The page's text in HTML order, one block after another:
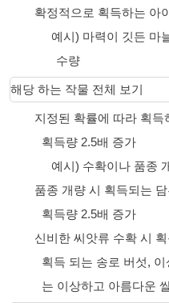
확정적으로 획득하는 아
예시) 마력이 깃든 마
수량
해당 하는 작물 전체 보기
지정된 확률에 따라 획
획득량 2.5배 증가
예시) 수확이나 품종
품종 개량 시 획득되는
획득량 2.5배 증가
신비한 씨앗류 수확 시
획득 되는 송로 버섯,
는 이상하고 아름다운